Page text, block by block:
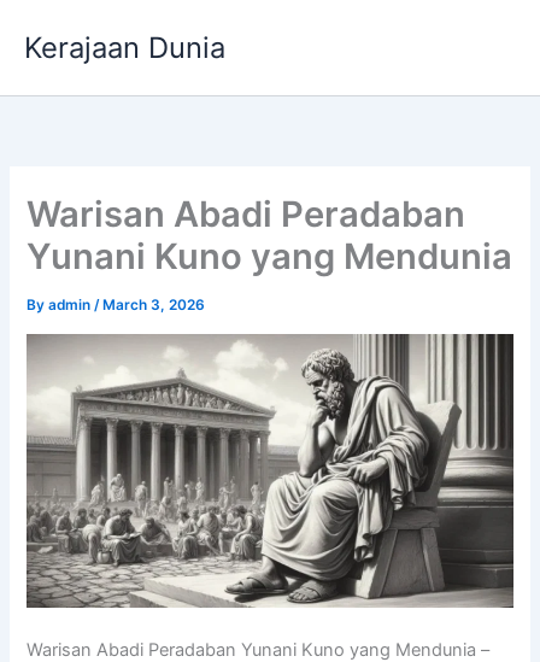
Kerajaan Dunia
Warisan Abadi Peradaban
Yunani Kuno yang Mendunia
Byadmin/ March 3, 2026
Warisan Abadi Peradaban Yunani Kuno yang Mendunia –